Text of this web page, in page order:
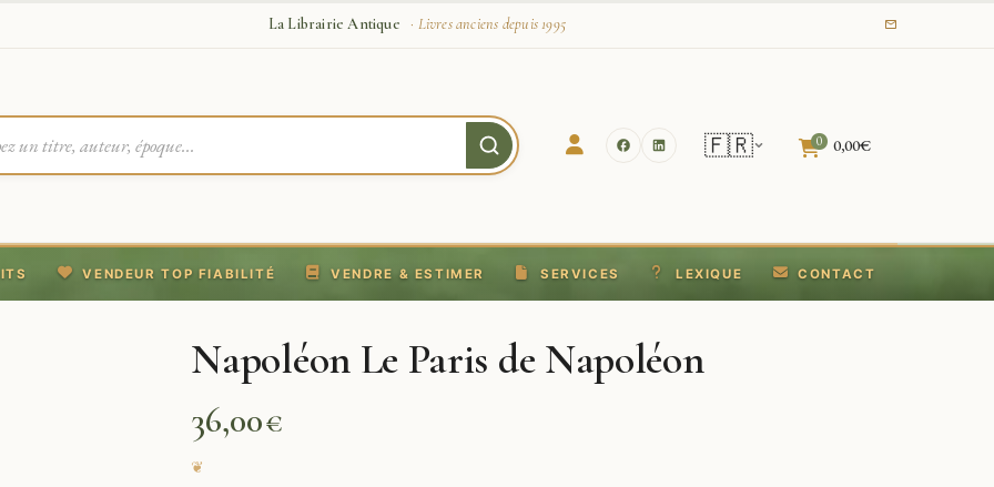
La Librairie Antique · Livres anciens depuis 1995
🇫🇷 0 0,00€
VENDEUR TOP FIABILITÉ VENDRE & ESTIMER SERVICES LEXIQUE CONTACT
Napoléon Le Paris de Napoléon
36,00€